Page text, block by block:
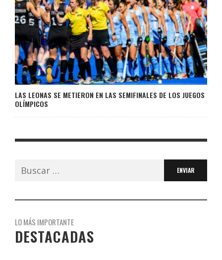
LAS LEONAS SE METIERON EN LAS SEMIFINALES DE LOS JUEGOS
OLÍMPICOS
Buscar:
LO MÁS IMPORTANTE
DESTACADAS